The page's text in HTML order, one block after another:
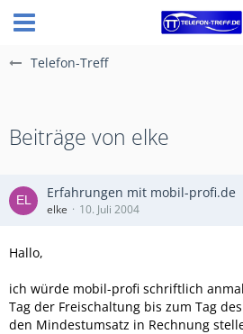
Telefon-Treff
Beiträge von elke
Erfahrungen mit mobil-profi.de
elke 10. Juli 2004
Hallo,
ich würde mobil-profi schriftlich
Tag der Freischaltung bis zum Tag
den Mindestumsatz in Rechnung